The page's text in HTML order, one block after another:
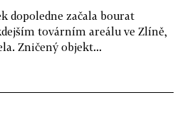
dopoledne začala bourat
továrním areálu ve Zlíně,
Zničený objekt...